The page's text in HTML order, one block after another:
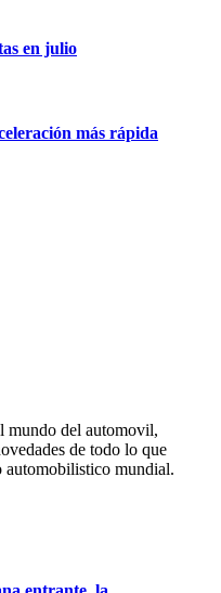
en julio
más rápida
mundo del automovil,
de todo lo que
automobilistico mundial.